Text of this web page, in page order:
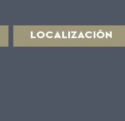
LOCALIZACIÓN